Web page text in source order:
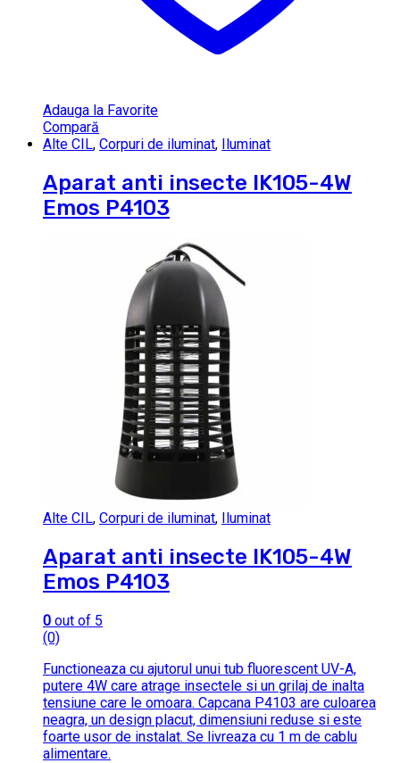
Adauga la Favorite
Compară
Alte CIL, Corpuri de iluminat, Iluminat
Aparat anti insecte IK105-4W
Emos P4103
Alte CIL, Corpuri de iluminat, Iluminat
Aparat anti insecte IK105-4W
Emos P4103
0 out of 5
(0)
Functioneaza cu ajutorul unui tub fluorescent UV-A,
putere 4W care atrage insectele si un grilaj de inalta
tensiune care le omoara. Capcana P4103 are culoarea
neagra, un design placut, dimensiuni reduse si este
foarte usor de instalat. Se livreaza cu 1 m de cablu
alimentare.